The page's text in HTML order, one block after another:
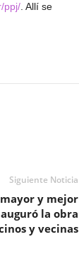
ppj/. Allí se
Siguiente Noticia
y mejor
la obra
y vecinas